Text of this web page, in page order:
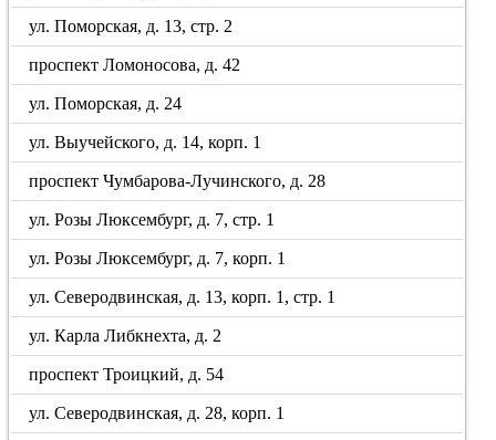
ул. Поморская, д. 13, стр. 2
проспект Ломоносова, д. 42
ул. Поморская, д. 24
ул. Выучейского, д. 14, корп. 1
проспект Чумбарова-Лучинского, д. 28
ул. Розы Люксембург, д. 7, стр. 1
ул. Розы Люксембург, д. 7, корп. 1
ул. Северодвинская, д. 13, корп. 1, стр. 1
ул. Карла Либкнехта, д. 2
проспект Троицкий, д. 54
ул. Северодвинская, д. 28, корп. 1